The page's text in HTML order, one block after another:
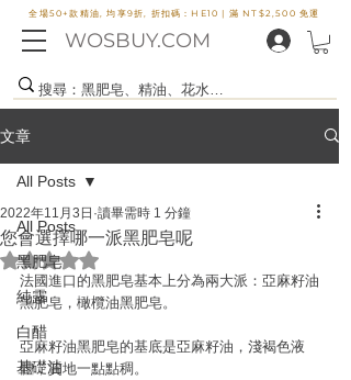
WOSBUY.COM
全場50+款精油, 均享9折, 折扣碼：HE10 | 滿 NT$2,500 免運
文章
All Posts
黑肥皂
純露
白醋
基礎油
All Posts
您會選擇哪一派黑肥皂呢
2022年11月3日 讀畢需時 1 分鐘
評等為 NaN（最高為 5 顆星）。
法國進口的黑肥皂基本上分為兩大派：亞麻籽油
黑肥皂，橄欖油黑肥皂。
亞麻籽油黑肥皂的基底是亞麻籽油，淺褐色液
體，質地一點點稠。